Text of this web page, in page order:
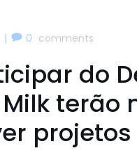
| 0 comments
do
terão
projetos